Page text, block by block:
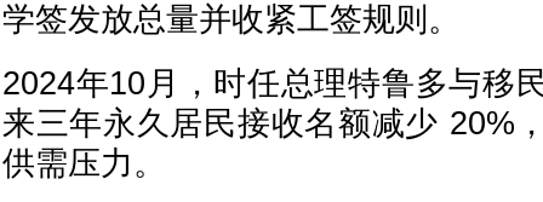
学签发放总量并收紧工签规则。
2024年10月，时任总理特鲁多与移
来三年永久居民接收名额减少 20%
供需压力。